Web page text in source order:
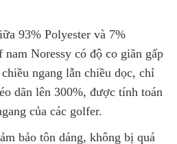
93% Polyester và 7%
nam Noressy có độ co giãn gấp
ngang lẫn chiều dọc, chỉ
dãn lên 300%, được tính toán
của các golfer.
bảo tôn dáng, không bị quá